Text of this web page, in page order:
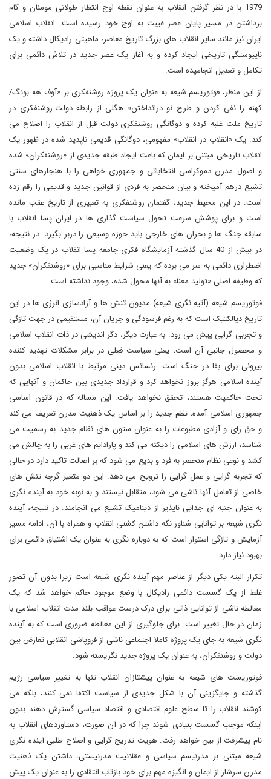
1979 با در نظر گرفتن انقلاب به عنوان نقطه اوج انتظار طولانی مومنان و گام
برداشتن در مسیر پایان عصر غیبت به اوج خود رسیده است. انقلاب اسلامی
ایران نیز مانند سایر انقلاب های بزرگ تاریخ معاصر، ماهیتی رادیکال داشته و یک
ناپیوستگی تاریخی ایجاد کرده و به آغاز یک عصر جدید در تلاش دائمی برای
تکامل و تعدیل انجامیده است.
از این منظر، فوتوریسم شیعه به عنوان یک پروژه روشنفکری بر «آوف هه بونگ/
کهنه را نفی کردن و طرح نو درانداختن» هگلی از رابطه دولت-روشنفکری در
تاریخ ملت غلبه کرده و دوگانگی روشنفکری-دولت قبل از انقلاب را اصلاح می
کند. یک «انقلاب در انقلاب» مفهومی، دوگانگی قدیمی ناپدید شده در ظهور یک
انقلاب تاریخی مبتنی بر ایمان که باعث ایجاد طبقه جدیدی از «روشنفکران» شده
و اصول مدرن دموکراسی انتخاباتی و جمهوری خواهی را با هنجارهای سنتی
تشیع درهم آمیخته و بیان منحصر به فردی از قوانین جدید و قدیمی را رقم زده
است. در این محیط جدید، گفتمان روشنفکری به تعبیری از تاریخ عقب مانده
است و برای پوشش سرعت تحول سیاست گذاری ها در ایران پسا انقلاب با
سابقه جنگ ها و بحران های خارجی باید حوزه وسیعی را دربر بگیرد. در نتیجه،
در بیش از 40 سال گذشته آزمایشگاه فکری جامعه پسا انقلاب در یک وضعیت
اضطراری دائمی به سر می برده که یعنی شرایط مناسبی برای «روشنفکران» جدید
که وظیفه اصلی «تولید معنا» به آنها محول شده، وجود نداشته است.
فوتوریسم شیعه (آتیه نگری شیعه) مدیون تنش ها و آزادسازی انرژی ها در این
تاریخ دیالکتیک است که به رغم فرسودگی و جریان آن، مستقیمی در جهت تازگی
و تجربی گرایی پیش می رود. به عبارت دیگر، دگر اندیشی در ذات انقلاب اسلامی
و محصول جانبی آن است، یعنی سیاست فعلی در برابر مشکلات تهدید کننده
بیرونی برای بقا در جنگ است. رنسانس دینی مرتبط با انقلاب اسلامی بدون
آینده اسلامی هرگز بروز نخواهد کرد و قرارداد جدیدی بین حاکمان و آنهایی که
تحت حاکمیت هستند، تحقق نخواهد یافت. این مساله که در قانون اساسی
جمهوری اسلامی آمده، نظم جدید را بر اساس یک ذهنیت مدرن تعریف می کند
و حق رای و آزادی مطبوعات را به عنوان ستون های نظام جدید به رسمیت می
شناسد، ارزش های اسلامی را دیکته می کند و پارادایم های غربی را به چالش می
کشد و نوعی نظام منحصر به فرد و بدیع می شود که بر اصالت تاکید دارد در حالی
که تجربه گرایی و عمل گرایی را ترویج می دهد. این دو متغیر گرچه تنش های
خاصی از تعامل آنها ناشی می شود، متقابل نیستند و به نوبه خود به آینده نگری
به عنوان جنبه ای جدایی ناپذیر از دینامیک تشیع می انجامند. در نتیجه، آینده
نگری شیعه بر توانایی شناور نگه داشتن کشتی انقلاب و همراه با آن، ادامه مسیر
آزمایش و تازگی استوار است که به دوباره نگری به عنوان یک اشتیاق دائمی برای
بهبود نیاز دارد.
تکرار البته یکی دیگر از عناصر مهم آینده نگری شیعه است زیرا بدون آن تصور
غلط از یک گسست دائمی رادیکال با وضع موجود حاکم خواهد شد که یک
مغالطه ناشی از توانایی ذاتی برای درک درست عواقب بلند مدت انقلاب اسلامی با
زمان در حال تغییر است. برای جلوگیری از این مغالطه ضروری است که به آینده
نگری شیعه به جای یک پروژه کاملا اجتماعی ناشی از فروپاشی انقلابی تعارض بین
دولت و روشنفکران، به عنوان یک پروژه جدید نگریسته شود.
فوتوریست های شیعه به عنوان پیشتازان انقلاب تنها به تغییر سیاسی رژیم
گذشته و جایگزینی آن با شکل جدیدی از سیاست اکتفا نمی کنند، بلکه می
کوشند انقلاب را تا سطح علوم اقتصادی و اقتصاد سیاسی گسترش دهند بدون
اینکه موجب گسست بنیادی شوند چرا که در آن صورت، دستاوردهای انقلاب به
نام پیشرفت از بین خواهد رفت. هویت تدریج گرایی و اصلاح طلبی آینده نگری
شیعه مبتنی بر مدرنیسم سیاسی و عقلانیت مدرنیستی، داشتن یک ذهنیت
مدرن سرشار از ایمان و انگیزه مهم برای خود بازتاب انتقادی را به عنوان یک پیش